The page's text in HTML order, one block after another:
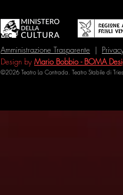
Amministrazione Trasparente |
Design by Mario Bobbio - BOMA
©2026 Teatro La Contrada. Teatro Stabile di